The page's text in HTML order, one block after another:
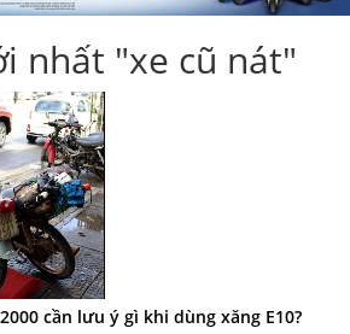
nhất "xe cũ nát"
cần lưu ý gì khi dùng xăng E10?